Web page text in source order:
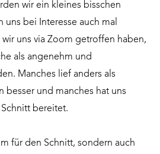
wir ein kleines bisschen
uns bei Interesse auch mal
uns via Zoom getroffen haben,
als angenehm und
Manches lief anders als
besser und manches hat uns
bereitet.
für den Schnitt, sondern auch